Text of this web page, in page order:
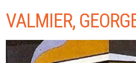
VALMIER,